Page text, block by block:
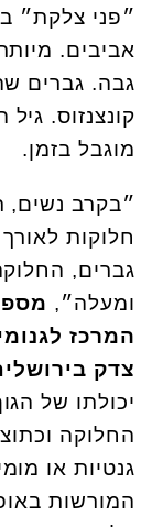
אביבים.
גבה. גברים
קונצנזוס.
מוגבל בזמן.
״בקרב נשים,
חלוקות
ומעלה״,
המרכז
צדק
יכולתו של
החלוקה
גנטיות או
המורשות